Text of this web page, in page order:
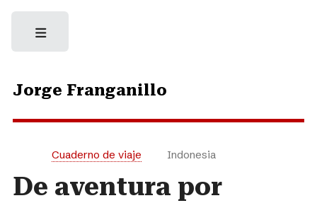
Jorge Franganillo
Cuaderno de viaje Indonesia
De aventura por